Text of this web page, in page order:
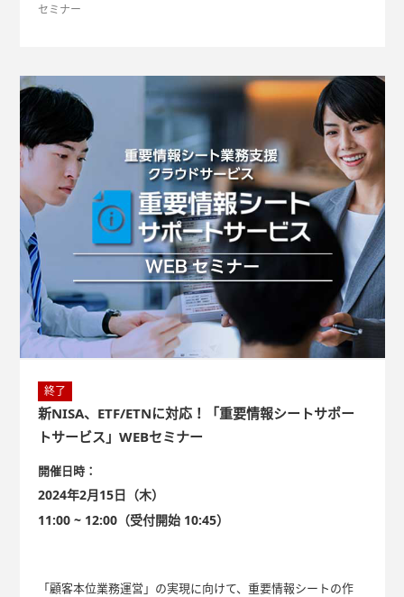
セミナー
終了
新NISA、ETF/ETNに対応！「重要情報シートサポー
トサービス」WEBセミナー
開催日時：
2024年2月15日（木）
11:00 ~ 12:00（受付開始 10:45）
「顧客本位業務運営」の実現に向けて、重要情報シートの作